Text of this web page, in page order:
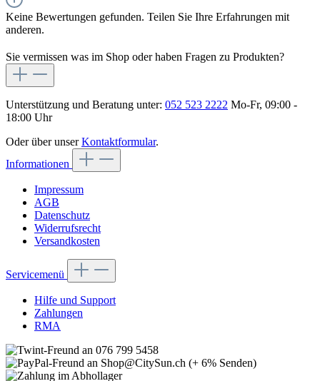
Keine Bewertungen gefunden. Teilen Sie Ihre Erfahrungen mit
anderen.
Sie vermissen was im Shop oder haben Fragen zu Produkten?
Unterstützung und Beratung unter: 052 523 2222 Mo-Fr, 09:00 -
18:00 Uhr
Oder über unserKontaktformular.
Informationen
Impressum
AGB
Datenschutz
Widerrufsrecht
Versandkosten
Servicemenü
Hilfe und Support
Zahlungen
RMA